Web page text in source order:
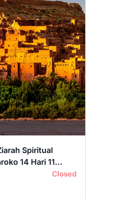
Spiritual
14 Hari 11
Closed